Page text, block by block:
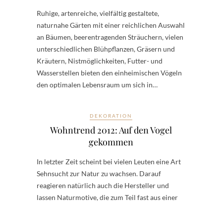
Ruhige, artenreiche, vielfältig gestaltete,
naturnahe Gärten mit einer reichlichen Auswahl
an Bäumen, beerentragenden Sträuchern, vielen
unterschiedlichen Blühpflanzen, Gräsern und
Kräutern, Nistmöglichkeiten, Futter- und
Wasserstellen bieten den einheimischen Vögeln
den optimalen Lebensraum um sich in…
DEKORATION
Wohntrend 2012: Auf den Vogel
gekommen
In letzter Zeit scheint bei vielen Leuten eine Art
Sehnsucht zur Natur zu wachsen. Darauf
reagieren natürlich auch die Hersteller und
lassen Naturmotive, die zum Teil fast aus einer